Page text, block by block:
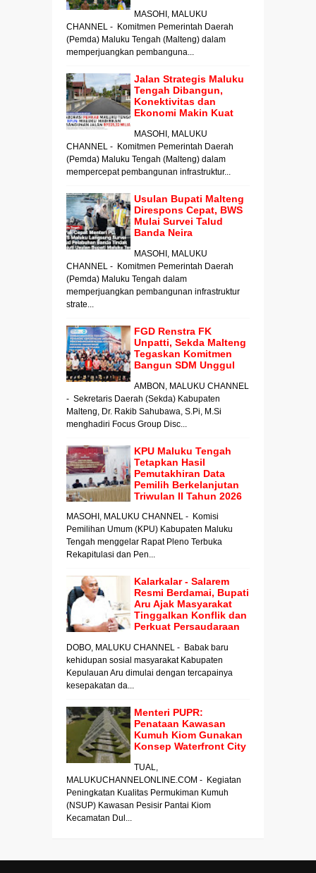
MASOHI, MALUKU
CHANNEL - Komitmen Pemerintah Daerah
(Pemda) Maluku Tengah (Malteng) dalam
memperjuangkan pembanguna...
Jalan Strategis Maluku
Tengah Dibangun,
Konektivitas dan
Ekonomi Makin Kuat
MASOHI, MALUKU
CHANNEL - Komitmen Pemerintah Daerah
(Pemda) Maluku Tengah (Malteng) dalam
mempercepat pembangunan infrastruktur...
Usulan Bupati Malteng
Direspons Cepat, BWS
Mulai Survei Talud
Banda Neira
MASOHI, MALUKU
CHANNEL - Komitmen Pemerintah Daerah
(Pemda) Maluku Tengah dalam
memperjuangkan pembangunan infrastruktur
strate...
FGD Renstra FK
Unpatti, Sekda Malteng
Tegaskan Komitmen
Bangun SDM Unggul
AMBON, MALUKU CHANNEL
- Sekretaris Daerah (Sekda) Kabupaten
Malteng, Dr. Rakib Sahubawa, S.Pi, M.Si
menghadiri Focus Group Disc...
KPU Maluku Tengah
Tetapkan Hasil
Pemutakhiran Data
Pemilih Berkelanjutan
Triwulan II Tahun 2026
MASOHI, MALUKU CHANNEL - Komisi
Pemilihan Umum (KPU) Kabupaten Maluku
Tengah menggelar Rapat Pleno Terbuka
Rekapitulasi dan Pen...
Kalarkalar - Salarem
Resmi Berdamai, Bupati
Aru Ajak Masyarakat
Tinggalkan Konflik dan
Perkuat Persaudaraan
DOBO, MALUKU CHANNEL - Babak baru
kehidupan sosial masyarakat Kabupaten
Kepulauan Aru dimulai dengan tercapainya
kesepakatan da...
Menteri PUPR:
Penataan Kawasan
Kumuh Kiom Gunakan
Konsep Waterfront City
TUAL,
MALUKUCHANNELONLINE.COM - Kegiatan
Peningkatan Kualitas Permukiman Kumuh
(NSUP) Kawasan Pesisir Pantai Kiom
Kecamatan Dul...